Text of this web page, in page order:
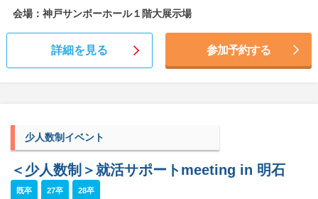
会場：神戸サンボーホール１階大展示場
詳細を見る 参加予約する
少人数制イベント
＜少人数制＞就活サポートmeeting in 明石
既卒 27卒 28卒